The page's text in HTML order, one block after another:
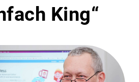
King“